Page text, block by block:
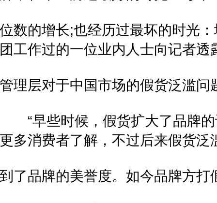
位数的增长;也经历过最坏的时光
团工作过的一位业内人士向记者透
管理层对于中国市场的假货泛滥问
“早些时候，假货扩大了品牌的
更多消费者了解，不过后来假货泛
到了品牌的美誉度。如今品牌方打